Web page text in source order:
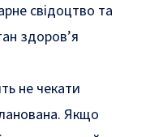
свідоцтво та
здоров’я
не чекати
Якщо